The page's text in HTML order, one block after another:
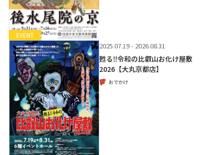
EVENT
2025.07.19 - 2026.08.31
甦る‼令和の比叡山お化け屋敷
2026【大丸京都店】
おでかけ